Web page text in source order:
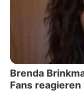
Brenda
Fans